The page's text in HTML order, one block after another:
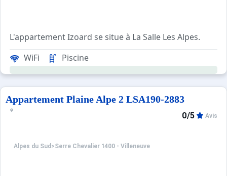
L'appartement Izoard se situe à La Salle Les Alpes.
Les avantages de cette location à la montagne: La
Ménage avec désinfection inclus.
WiFi Piscine
Appartement Plaine Alpe 2 LSA190-2883
Alpes du Sud >Serre Chevalier 1400 - Villeneuve
0/5 Avis